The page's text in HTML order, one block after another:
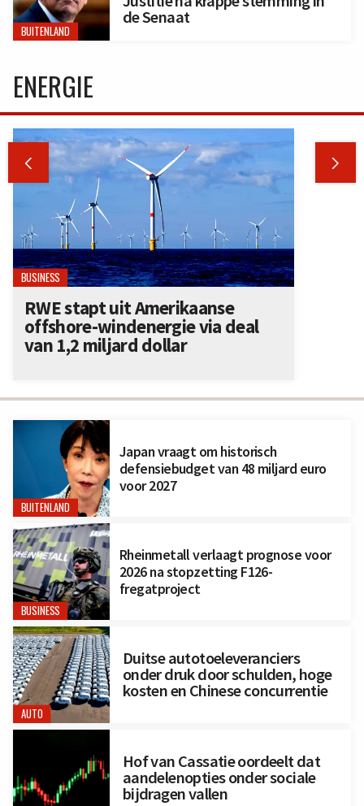
BUITENLAND
de Senaat
BUITENLAND
Japan vraagt om historisch
defensiebudget van 48 miljard euro
voor 2027
BUSINESS
Rheinmetall verlaagt prognose voor
2026 na stopzetting F126-
fregatproject
AUTO
Duitse autotoeleveranciers
onder druk door schulden, hoge
kosten en Chinese concurrentie
Hof van Cassatie oordeelt dat
aandelenopties onder sociale
bijdragen vallen
ENERGIE
 
BUSINESS
RWE stapt uit Amerikaanse
offshore-windenergie via deal
van 1,2 miljard dollar